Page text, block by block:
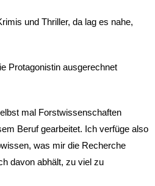
und Thriller, da lag es nahe,
Protagonistin ausgerechnet
mal Forstwissenschaften
Beruf gearbeitet. Ich verfüge also
was mir die Recherche
davon abhält, zu viel zu